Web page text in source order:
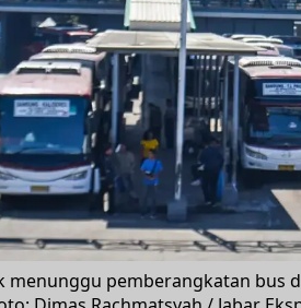
menunggu pemberangkatan bus